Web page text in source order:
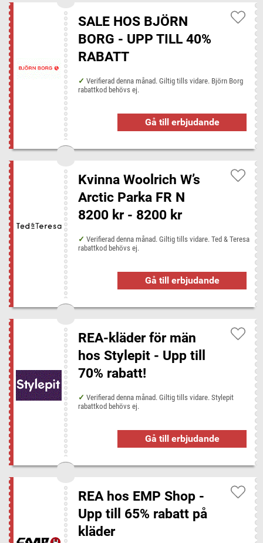
SALE HOS BJÖRN
BORG - UPP TILL 40%
RABATT
Verifierad denna månad. Giltig tills vidare. Björn Borg
rabattkod behövs ej.
Gå till erbjudande
Kvinna Woolrich W’s
Arctic Parka FR N
8200 kr - 8200 kr
Verifierad denna månad. Giltig tills vidare. Ted & Teresa
rabattkod behövs ej.
Gå till erbjudande
REA-kläder för män
hos Stylepit - Upp till
70% rabatt!
Verifierad denna månad. Giltig tills vidare. Stylepit
rabattkod behövs ej.
Gå till erbjudande
REA hos EMP Shop -
Upp till 65% rabatt på
kläder